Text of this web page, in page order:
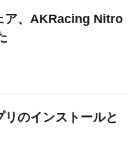
ア、AKRacing Nitro
リのインストールと